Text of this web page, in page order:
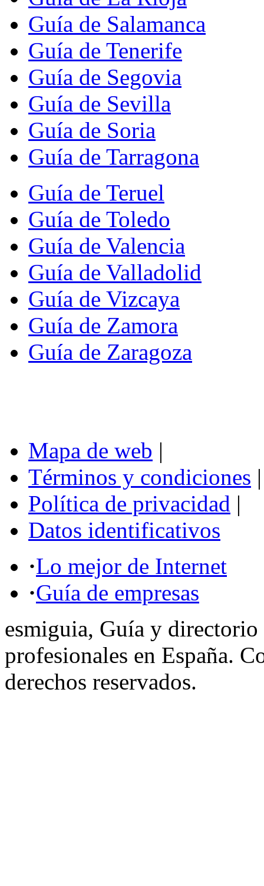
Guía de Salamanca
Guía de Tenerife
Guía de Segovia
Guía de Sevilla
Guía de Soria
Guía de Tarragona
Guía de Teruel
Guía de Toledo
Guía de Valencia
Guía de Valladolid
Guía de Vizcaya
Guía de Zamora
Guía de Zaragoza
Mapa de web |
Términos y condiciones |
Política de privacidad |
Datos identificativos
·Lo mejor de Internet
·Guía de empresas
esmiguia, Guía y directorio
profesionales en España.
derechos reservados.